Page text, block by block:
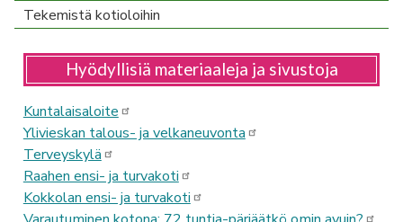
Tekemistä kotioloihin
Hyödyllisiä materiaaleja ja sivustoja
Kuntalaisaloite
Ylivieskan talous- ja velkaneuvonta
Terveyskylä
Raahen ensi- ja turvakoti
Kokkolan ensi- ja turvakoti